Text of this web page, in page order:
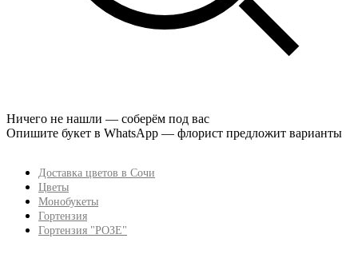
Ничего не нашли — соберём под вас
Опишите букет в WhatsApp — флорист предложит варианты
Доставка цветов в Сочи
Цветы
Монобукеты
Гортензия
Гортензия "РОЗЕ"